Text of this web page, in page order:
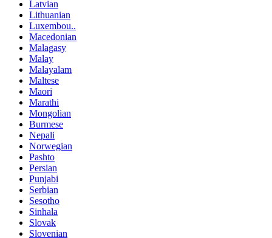
Latvian
Lithuanian
Luxembou..
Macedonian
Malagasy
Malay
Malayalam
Maltese
Maori
Marathi
Mongolian
Burmese
Nepali
Norwegian
Pashto
Persian
Punjabi
Serbian
Sesotho
Sinhala
Slovak
Slovenian